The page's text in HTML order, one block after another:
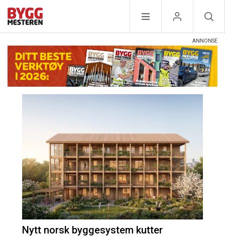
Nytt norsk byggesystem kutter